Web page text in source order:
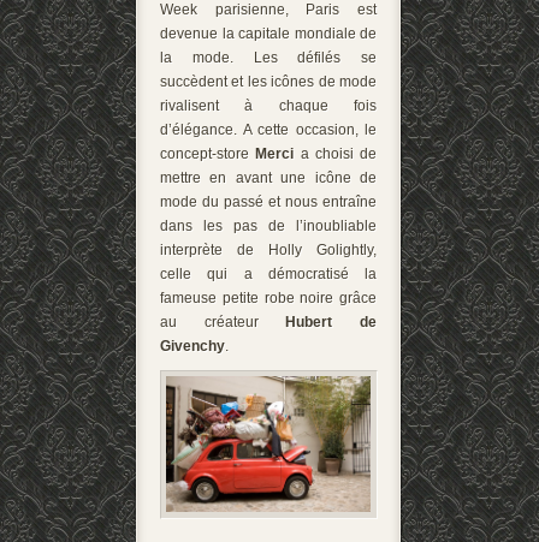
Week parisienne, Paris est
devenue la capitale mondiale de
la mode. Les défilés se
succèdent et les icônes de mode
rivalisent à chaque fois
d’élégance. A cette occasion, le
concept-store Merci a choisi de
mettre en avant une icône de
mode du passé et nous entraîne
dans les pas de l’inoubliable
interprète de Holly Golightly,
celle qui a démocratisé la
fameuse petite robe noire grâce
au créateur
Hubert de
Givenchy.